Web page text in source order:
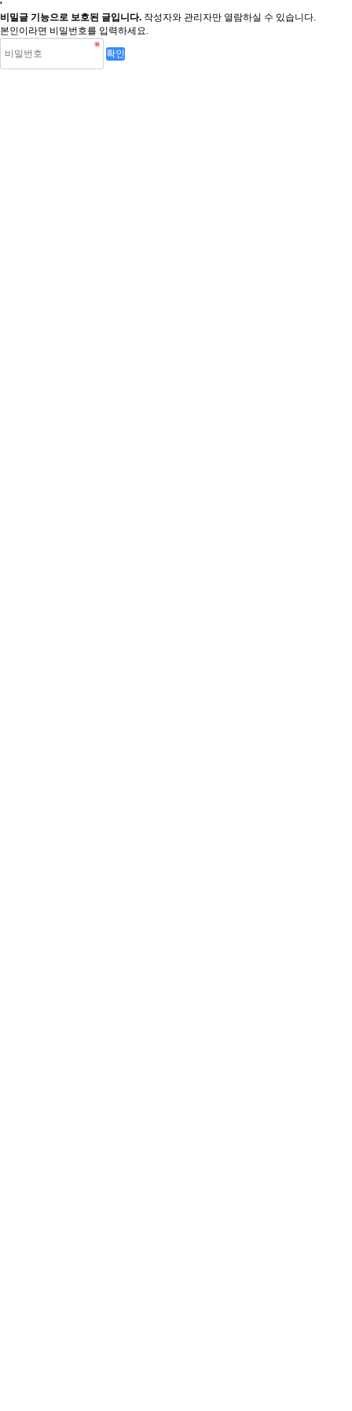
'
비밀글 기능으로 보호된 글입니다. 작성자와 관리자만 열람하실 수 있습니다.
본인이라면 비밀번호를 입력하세요.